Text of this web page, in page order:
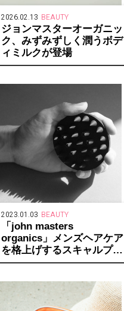
2026.02.13 BEAUTY
ジョンマスターオーガニッ
ク、みずみずしく潤うボデ
ィミルクが登場
2023.01.03 BEAUTY
「john masters
organics」メンズヘアケア
を格上げするスキャルプシ
ェイクブラシ ハードを発